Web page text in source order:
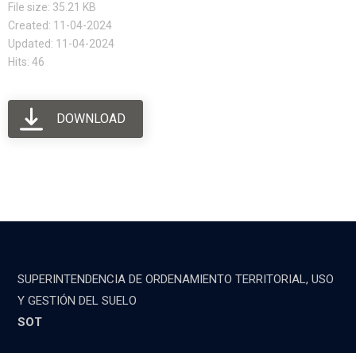
File size: 35.21 KB
Created: 11-04-2024
Updated: 11-04-2024
Hits: 46
DOWNLOAD
SUPERINTENDENCIA DE ORDENAMIENTO TERRITORIAL, USO
Y GESTIÓN DEL SUELO
SOT